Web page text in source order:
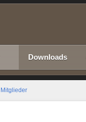
Downloads
Mitglieder